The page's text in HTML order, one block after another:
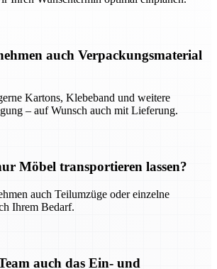
auch Verpackungsmaterial
Kartons, Klebeband und weitere
– auf Wunsch auch mit Lieferung.
Möbel transportieren lassen?
auch Teilumzüge oder einzelne
Ihrem Bedarf.
auch das Ein- und